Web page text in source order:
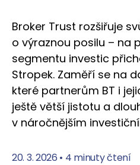
Broker Trust rozšiřuje
o výraznou posilu – na
segmentu investic
Stropek. Zaměří se na
které partnerům BT i
ještě větší jistotu a
v náročnějším
20. 3. 2026 • 4 minuty čtení